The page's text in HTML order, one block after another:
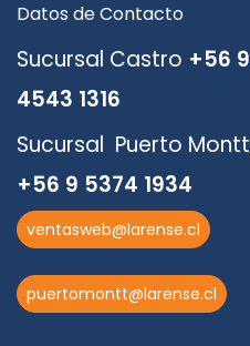
Datos de Contacto
Sucursal Castro +56 9
4543 1316
Sucursal Puerto Montt
+56 9 5374 1934
ventasweb@larense.cl
puertomontt@larense.cl